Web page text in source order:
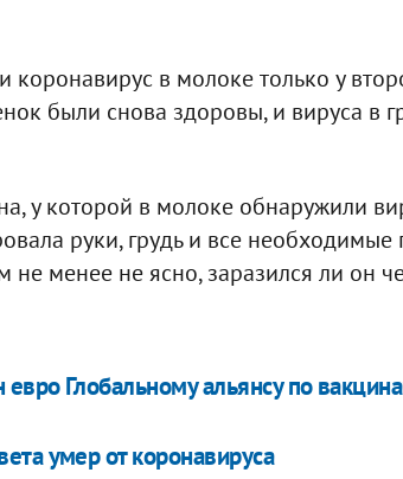
коронавирус в молоке только у
были снова здоровы, и вируса в
у которой в молоке обнаружили
руки, грудь и все необходимые
не менее не ясно, заразился ли он
Глобальному альянсу по
умер от коронавируса